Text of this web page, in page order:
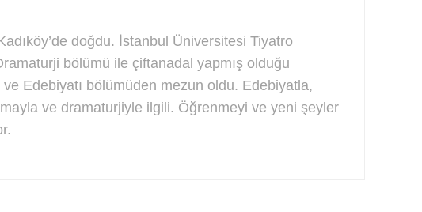
doğdu. İstanbul Üniversitesi Tiyatro
bölümü ile çiftanadal yapmış olduğu
Edebiyatı bölümüden mezun oldu. Edebiyatla,
ve dramaturjiyle ilgili. Öğrenmeyi ve yeni şeyler